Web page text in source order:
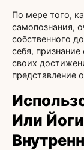
По мере того,
самопознания,
собственного
себя,
своих
представление
Или